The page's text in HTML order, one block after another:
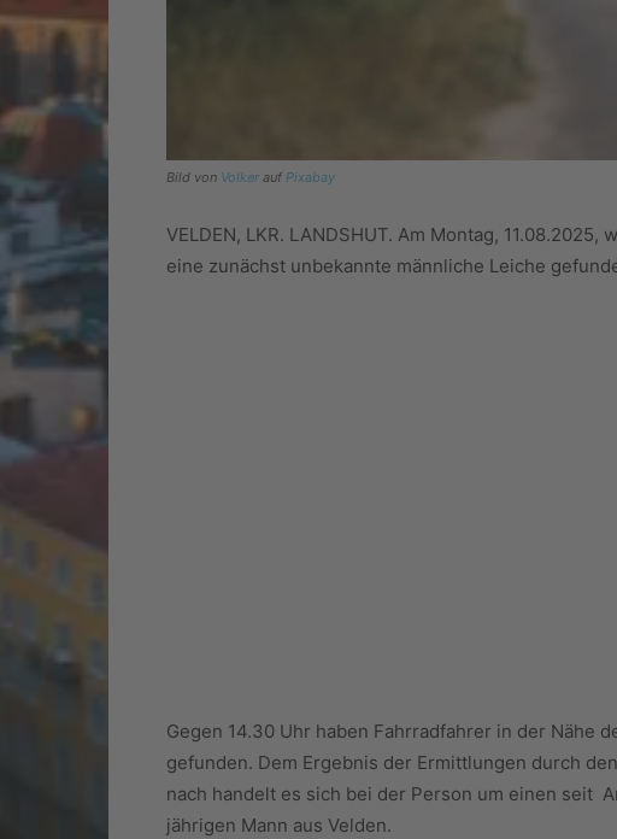
Bild von Volker auf Pixabay
VELDEN, LKR. LANDSHUT. Am Montag,
eine zunächst unbekannte männliche Leiche
Gegen 14.30 Uhr haben Fahrradfahrer in der Nähe
gefunden. Dem Ergebnis der Ermittlungen durch
nach handelt es sich bei der Person um einen seit
jährigen Mann aus Velden.